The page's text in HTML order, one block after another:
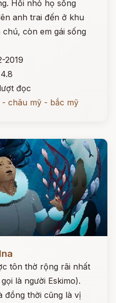
Hồi nhỏ họ sống
anh trai đến ở khu
còn em gái sống
2019
4.8
đọc
châu mỹ - bắc mỹ
tôn thờ rộng rãi nhất
là người Eskimo).
đồng thời cũng là vị